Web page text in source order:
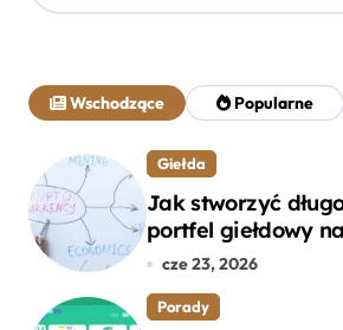
j
:
Wschodzące Popularne
Giełda
Jak stworzyć
portfel giełdowy
cze 23, 2026
Porady